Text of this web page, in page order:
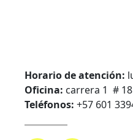
Horario de atención:
Oficina: carrera 1 #
Teléfonos: +57 601